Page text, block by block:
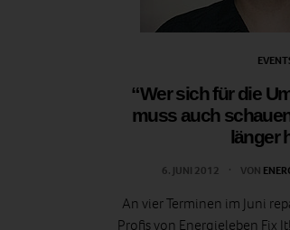
“Wer sich für die
muss auch
länger
6. JUNI 2012 VON
An vier Terminen im Juni
Profis von Energieleben Fix It!